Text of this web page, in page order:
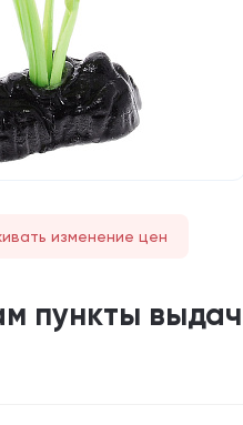
изменение цен
пункты